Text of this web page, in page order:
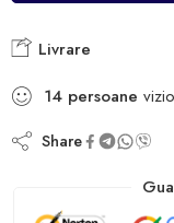
Livrare
14 persoane
Share